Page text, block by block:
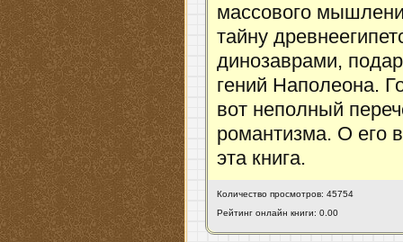
массового
тайну
динозаврами,
гений Наполеона.
вот неполный
романтизма. О его
эта книга.
Количество просмотров: 45754
Рейтинг онлайн книги: 0.00